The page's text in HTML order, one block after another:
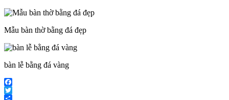
Mẫu bàn thờ bằng đá đẹp
bàn lễ bằng đá vàng
Facebook
Twitter